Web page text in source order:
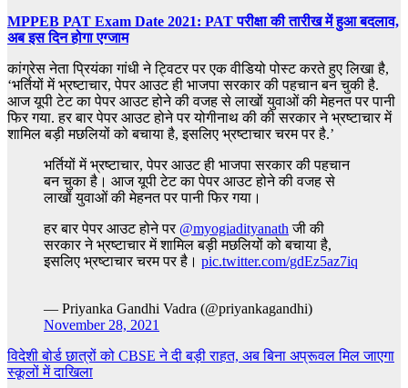
MPPEB PAT Exam Date 2021: PAT परीक्षा की तारीख में हुआ बदलाव,
अब इस दिन होगा एग्जाम
कांग्रेस नेता प्रियंका गांधी ने ट्विटर पर एक वीडियो पोस्ट करते हुए लिखा है,
‘भर्तियों में भ्रष्टाचार, पेपर आउट ही भाजपा सरकार की पहचान बन चुकी है.
आज यूपी टेट का पेपर आउट होने की वजह से लाखों युवाओं की मेहनत पर पानी
फिर गया. हर बार पेपर आउट होने पर योगीनाथ की की सरकार ने भ्रष्टाचार में
शामिल बड़ी मछलियों को बचाया है, इसलिए भ्रष्टाचार चरम पर है.’
भर्तियों में भ्रष्टाचार, पेपर आउट ही भाजपा सरकार की पहचान
बन चुका है। आज यूपी टेट का पेपर आउट होने की वजह से
लाखों युवाओं की मेहनत पर पानी फिर गया।
हर बार पेपर आउट होने पर @myogiadityanathजी की
सरकार ने भ्रष्टाचार में शामिल बड़ी मछलियों को बचाया है,
इसलिए भ्रष्टाचार चरम पर है। pic.twitter.com/gdEz5az7iq
— Priyanka Gandhi Vadra (@priyankagandhi)
November 28, 2021
विदेशी बोर्ड छात्रों को CBSE ने दी बड़ी राहत, अब बिना अप्रूवल मिल जाएगा
स्कूलों में दाखिला